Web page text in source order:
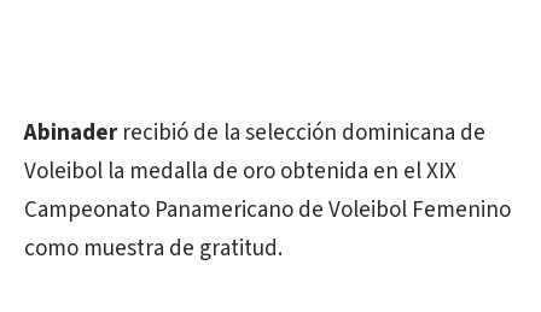
Abinaderrecibió de la selección dominicana de
Voleibol la medalla de oro obtenida en el XIX
Campeonato Panamericano de Voleibol Femenino
como muestra de gratitud.